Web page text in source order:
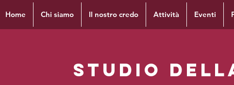
Home Chi siamo Il nostro credo Attività Eventi
Studio